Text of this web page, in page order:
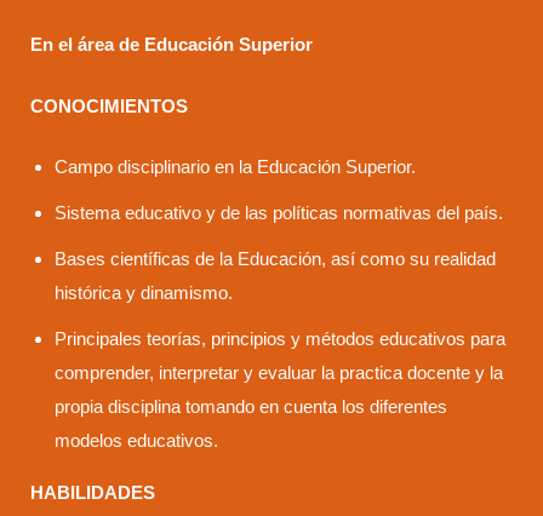
En el área de Educación Superior
CONOCIMIENTOS
Campo disciplinario en la Educación Superior.
Sistema educativo y de las políticas normativas del país.
Bases científicas de la Educación, así como su realidad
histórica y dinamismo.
Principales teorías, principios y métodos educativos para
comprender, interpretar y evaluar la practica docente y la
propia disciplina tomando en cuenta los diferentes
modelos educativos.
HABILIDADES